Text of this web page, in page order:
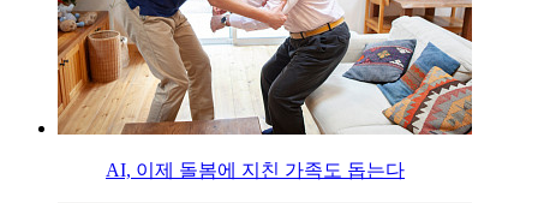
AI, 이제 돌봄에 지친 가족도 돕는다